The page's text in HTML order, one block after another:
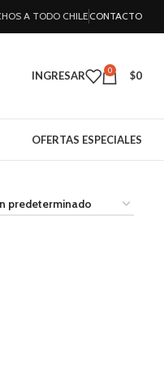
A TODO CHILE CONTACTO
INGRESAR 0 $0
OFERTAS ESPECIALES